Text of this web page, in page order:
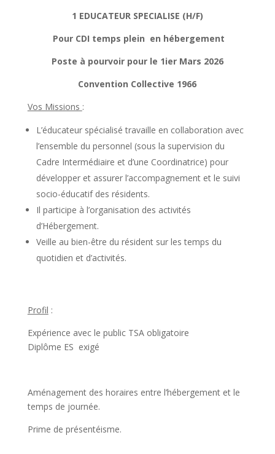
1 EDUCATEUR SPECIALISE (H/F)
Pour CDI temps plein en hébergement
Poste à pourvoir pour le 1ier Mars 2026
Convention Collective 1966
Vos Missions :
L’éducateur spécialisé travaille en collaboration avec
l’ensemble du personnel (sous la supervision du
Cadre Intermédiaire et d’une Coordinatrice) pour
développer et assurer l’accompagnement et le suivi
socio-éducatif des résidents.
Il participe à l’organisation des activités
d’Hébergement.
Veille au bien-être du résident sur les temps du
quotidien et d’activités.
Profil :
Expérience avec le public TSA obligatoire
Diplôme ES exigé
Aménagement des horaires entre l’hébergement et le
temps de journée.
Prime de présentéisme.